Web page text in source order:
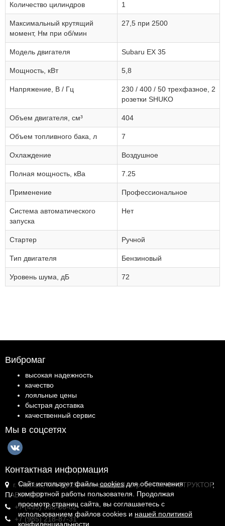
Количество цилиндров 1
Максимальный крутящий
момент, Нм при об/мин
27,5 при 2500
Модель двигателя Subaru EX 35
Мощность, кВт 5,8
Напряжение, В / Гц
230 / 400 / 50 трехфазное, 2
розетки SHUKO
Объем двигателя, см³ 404
Объем топливного бака, л 7
Охлаждение Воздушное
Полная мощность, кВа 7.25
Применение Профессиональное
Система автоматического
запуска
Нет
Стартер Ручной
Тип двигателя Бензиновый
Уровень шума, дБ 72
Вибромаг
высокая надежность
качество
лояльные цены
быстрая доставка
качественный сервис
Мы в соцсетях
Контактная информация
г. Москва, МКАД, 25-й километр, 4, стр. 1, ТК КОНСТРУКТОР,
ПАВ.И-1.18
+7 (495) 988-06-02
+7 (985) 218-87-31
Сайт использует файлыcookiesдля обеспечения
комфортной работы пользователя. Продолжая
просмотр страниц сайта, вы соглашаетесь с
использованием файлов cookies и нашей политикой
конфиденциальности